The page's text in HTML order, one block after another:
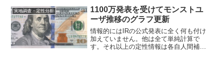
実地調査・定性分析
1100万発表を受けてモンストユ
ーザ推移のグラフ更新
情報的にはIRの公式発表に全く何も付け
加えていません。他は全て単純計算で
す。それ以上の定性情報は各自人間補正